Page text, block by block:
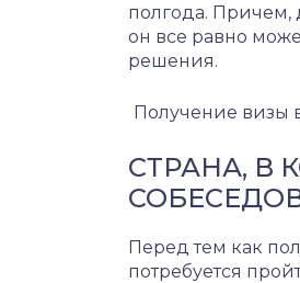
полгода.
он все равно
решения.
Получение визы
СТРАНА, В
Перед тем как
потребуется